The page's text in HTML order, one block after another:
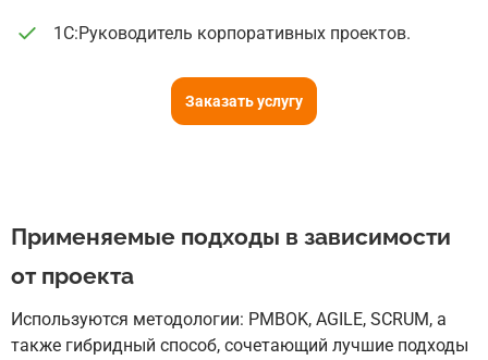
1С:Руководитель корпоративных проектов.
Заказать услугу
Применяемые подходы в зависимости
от проекта
Используются методологии: PMBOK, AGILE, SCRUM, а
также гибридный способ, сочетающий лучшие подходы